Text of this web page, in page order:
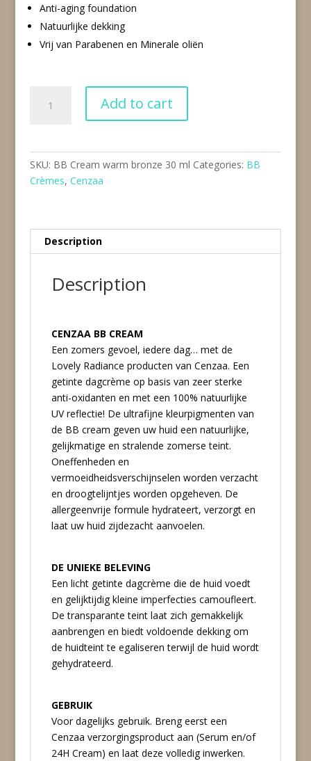
Anti-aging foundation
Natuurlijke dekking
Vrij van Parabenen en Minerale oliën
Cream
quantity
Add to cart
SKU: BB Cream warm bronze 30 ml Categories: BB
Crèmes, Cenzaa
Description
Description
CENZAA BB CREAM
Een zomers gevoel, iedere dag… met de
Lovely Radiance producten van Cenzaa. Een
getinte dagcrème op basis van zeer sterke
anti-oxidanten en met een 100% natuurlijke
UV reflectie! De ultrafijne kleurpigmenten van
de BB cream geven uw huid een natuurlijke,
gelijkmatige en stralende zomerse teint.
Oneffenheden en
vermoeidheidsverschijnselen worden verzacht
en droogtelijntjes worden opgeheven. De
allergeenvrije formule hydrateert, verzorgt en
laat uw huid zijdezacht aanvoelen.
DE UNIEKE BELEVING
Een licht getinte dagcrème die de huid voedt
en gelijktijdig kleine imperfecties camoufleert.
De transparante teint laat zich gemakkelijk
aanbrengen en biedt voldoende dekking om
de huidteint te egaliseren terwijl de huid wordt
gehydrateerd.
GEBRUIK
Voor dagelijks gebruik. Breng eerst een
Cenzaa verzorgingsproduct aan (Serum en/of
24H Cream) en laat deze volledig inwerken.